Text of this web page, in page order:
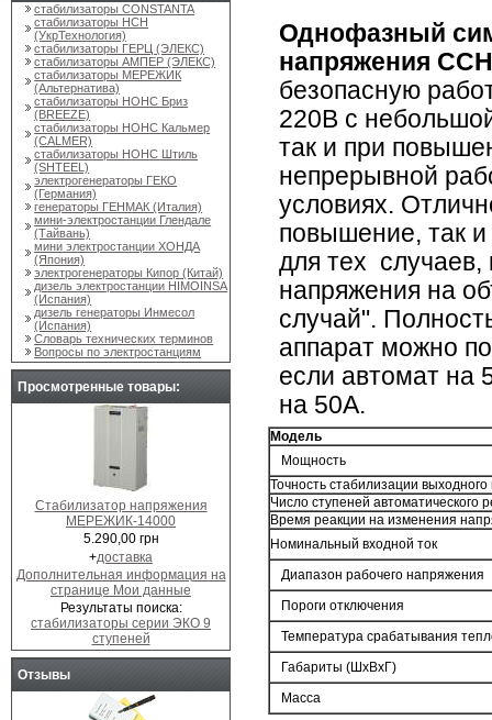
Однофазный
напряжения
безопасную
220В с
так и при
непрерывной
условиях.
повышение, так
для тех случаев,
напряжения на
случай".
аппарат можно
если автомат на
на 50А.
Модель
Мощность
Точность стабилизации
Число ступеней
Время реакции на изменения
Номинальный входной ток
Диапазон рабочего напряжения
Пороги отключения
Температура срабатывания
Габариты (ШхВхГ)
Масса
стабилизаторы CONSTANTA
стабилизаторы НСН
(УкрТехнология)
стабилизаторы ГЕРЦ (ЭЛЕКС)
стабилизаторы АМПЕР (ЭЛЕКС)
стабилизаторы МЕРЕЖИК
(Альтернатива)
стабилизаторы НОНС Бриз
(BREEZE)
стабилизаторы НОНС Кальмер
(CALMER)
стабилизаторы НОНС Штиль
(SHTEEL)
электрогенераторы ГЕКО
(Германия)
генераторы ГЕНМАК (Италия)
мини-электростанции Глендале
(Тайвань)
мини электростанции ХОНДА
(Япония)
электрогенераторы Кипор (Китай)
дизель электростанции HIMOINSA
(Испания)
дизель генераторы Инмесол
(Испания)
Словарь технических терминов
Вопросы по электростанциям
Просмотренные товары:
Стабилизатор напряжения
МЕРЕЖИК-14000
5.290,00 грн
+доставка
Дополнительная информация на
странице Мои данные
Результаты поиска:
стабилизаторы серии ЭКО 9
ступеней
Отзывы